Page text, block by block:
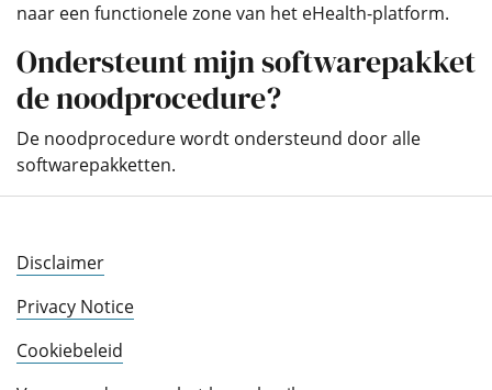
naar een functionele zone van het eHealth-platform.
Ondersteunt mijn softwarepakket
de noodprocedure?
De noodprocedure wordt ondersteund door alle
softwarepakketten.
Disclaimer
Privacy Notice
Cookiebeleid